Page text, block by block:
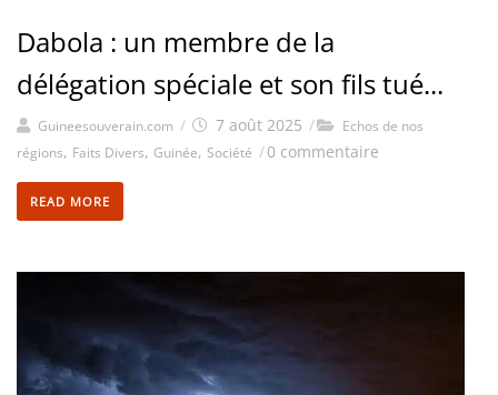
Dabola : un membre de la
délégation spéciale et son fils tué...
Guineesouverain.com / 7 août 2025 /
Echos de nos
régions, Faits Divers, Guinée, Société /0 commentaire
READ MORE